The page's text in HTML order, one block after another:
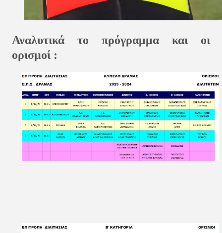
Αναλυτικά το πρόγραμμα και οι
ορισμοί :